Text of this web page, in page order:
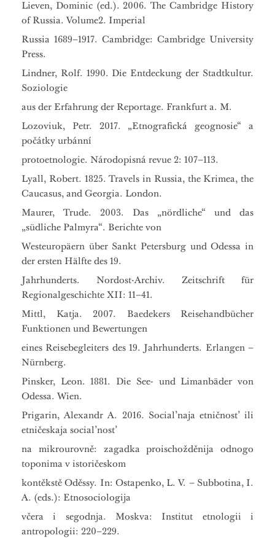
Lieven, Dominic (ed.). 2006. The Cambridge History
of Russia. Volume2. Imperial
Russia 1689–1917. Cambridge: Cambridge University
Press.
Lindner, Rolf. 1990. Die Entdeckung der Stadtkultur.
Soziologie
aus der Erfahrung der Reportage. Frankfurt a. M.
Lozoviuk, Petr. 2017. „Etnografická geognosie“ a
počátky urbánní
protoetnologie. Národopisná revue 2: 107–113.
Lyall, Robert. 1825. Travels in Russia, the Krimea, the
Caucasus, and Georgia. London.
Maurer, Trude. 2003. Das „nördliche“ und das
„südliche Palmyra“. Berichte von
Westeuropäern über Sankt Petersburg und Odessa in
der ersten Hälfte des 19.
Jahrhunderts. Nordost-Archiv. Zeitschrift für
Regionalgeschichte XII: 11–41.
Mittl, Katja. 2007. Baedekers Reisehandbücher
Funktionen und Bewertungen
eines Reisebegleiters des 19. Jahrhunderts. Erlangen –
Nürnberg.
Pinsker, Leon. 1881. Die See- und Limanbäder von
Odessa. Wien.
Prigarin, Alexandr A. 2016. Social’naja etničnost’ ili
etničeskaja social’nost’
na mikrourovně: zagadka proischožděnija odnogo
toponima v istoričeskom
kontěkstě Oděssy. In: Ostapenko, L. V. – Subbotina, I.
A. (eds.): Etnosociologija
včera i segodnja. Moskva: Institut etnologii i
antropologii: 220–229.